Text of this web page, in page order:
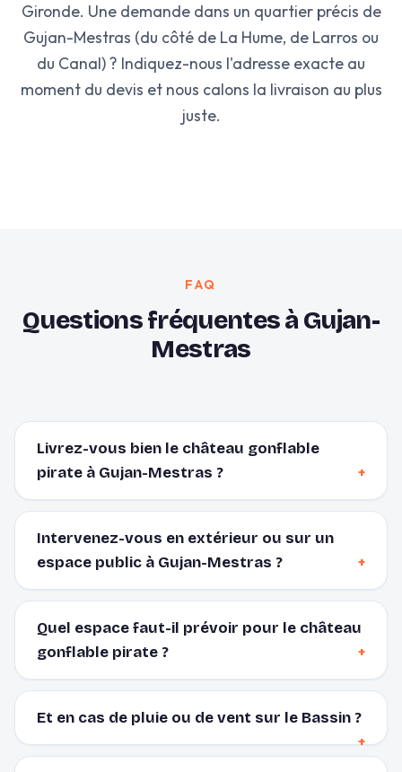
Gironde. Une demande dans un quartier précis de
Gujan-Mestras (du côté de La Hume, de Larros ou
du Canal) ? Indiquez-nous l'adresse exacte au
moment du devis et nous calons la livraison au plus
juste.
FAQ
Questions fréquentes à Gujan-
Mestras
Livrez-vous bien le château gonflable
pirate à Gujan-Mestras ?
Intervenez-vous en extérieur ou sur un
espace public à Gujan-Mestras ?
Quel espace faut-il prévoir pour le château
gonflable pirate ?
Et en cas de pluie ou de vent sur le Bassin ?